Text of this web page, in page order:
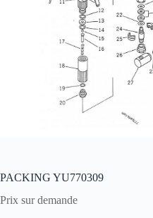
PACKING YU770309
Prix sur demande